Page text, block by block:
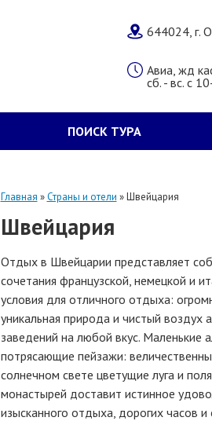
644024, г.
Авиа, жд
сб. - вс. с
ПОИСК ТУРА
Главная »Страны и отели »Швейцария
Швейцария
Отдых в Швейцарии представляет
сочетания французской, немецкой и
условия для отличного отдыха:
уникальная природа и чистый воздух
заведений на любой вкус.
потрясающие пейзажи:
солнечном свете цветущие луга и
монастырей доставит истинное
изысканного отдыха, дорогих часов